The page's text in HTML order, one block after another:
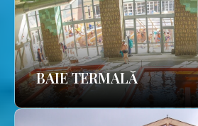
BAIE TERMALĂ